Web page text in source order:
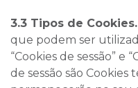
3.3 Tipos de Cookies.
que podem ser
“Cookies de sessão” e
de sessão são Cookies